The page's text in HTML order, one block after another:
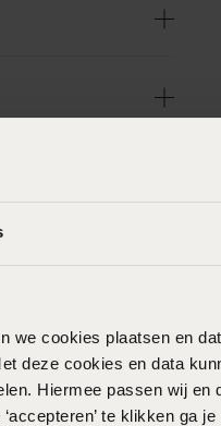
we cookies plaatsen en
deze cookies en data
Hiermee passen wij en
te klikken ga